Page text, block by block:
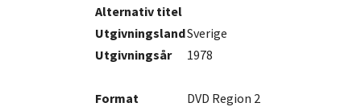
Alternativ titel
UtgivningslandSverige
Utgivningsår
1978
Format
DVD Region 2